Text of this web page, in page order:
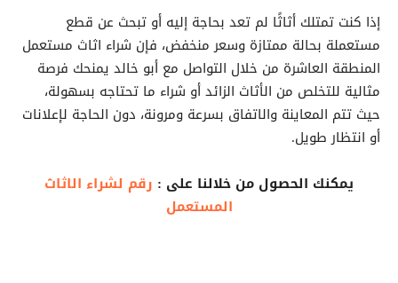
إذا كنت تمتلك أثاثًا لم تعد بحاجة إليه أو تبحث عن قطع
مستعملة بحالة ممتازة وسعر منخفض، فإن شراء اثاث مستعمل
المنطقة العاشرة من خلال التواصل مع أبو خالد يمنحك فرصة
مثالية للتخلص من الأثاث الزائد أو شراء ما تحتاجه بسهولة،
حيث تتم المعاينة والاتفاق بسرعة ومرونة، دون الحاجة لإعلانات
أو انتظار طويل.
يمكنك الحصول من خلالنا على : رقم لشراء الاثاث
المستعمل